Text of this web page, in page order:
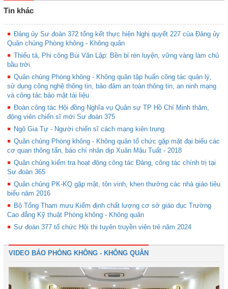
Tin khác
Đảng ủy Sư đoàn 372 tổng kết thực hiện Nghị quyết 227 của Đảng ủy
Quân chủng Phòng không - Không quân
Thiếu tá, Phi công Bùi Văn Lập: Bền bỉ rèn luyện, vững vàng làm chủ
bầu trời
Quân chủng Phòng không - Không quân tập huấn công tác quản lý,
sử dụng công nghệ thông tin, bảo đảm an toàn thông tin, an ninh mạng
và công tác bảo mật tài liệu
Đoàn công tác Hội đồng Nghĩa vụ Quân sự TP Hồ Chí Minh thăm,
động viên chiến sĩ mới Sư đoàn 375
Ngô Gia Tự - Người chiến sĩ cách mạng kiên trung
Quân chủng Phòng không - Không quân tổ chức gặp mặt đại biểu các
cơ quan thông tấn, báo chí nhân dịp Xuân Mậu Tuất - 2018
Quân chủng kiểm tra hoạt động công tác Đảng, công tác chính trị tại
Sư đoàn 365
Quân chủng PK-KQ gặp mặt, tôn vinh, khen thưởng các nhà giáo tiêu
biểu năm 2016
Bộ Tổng Tham mưu Kiểm định chất lượng cơ sở giáo dục Trường
Cao đẳng Kỹ thuật Phòng không - Không quân
Sư đoàn 377 tổ chức Hội thi tuyên truyền viên trẻ năm 2024
VIDEO BÁO PHÒNG KHÔNG - KHÔNG QUÂN